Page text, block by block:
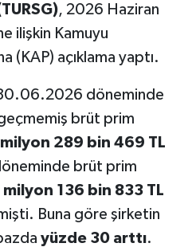
, 2026 Haziran
ilişkin Kamuyu
(KAP) açıklama yaptı.
döneminde
brüt prim
289 bin 469 TL
brüt prim
136 bin 833 TL
Buna göre şirketin
yüzde 30 arttı.